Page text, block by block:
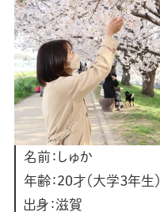
名前：しゅか
年齢：20才（大学３年生）
出身：滋賀